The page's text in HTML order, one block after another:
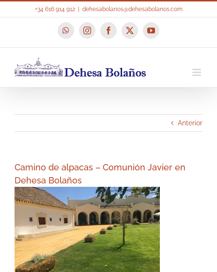
+34 616 914 912 dehesabolanos@dehesabolanos.com
WhatsAppInstagramFacebook
X YouTube
Anterior
Camino de alpacas – Comunión Javier en
Dehesa Bolaños